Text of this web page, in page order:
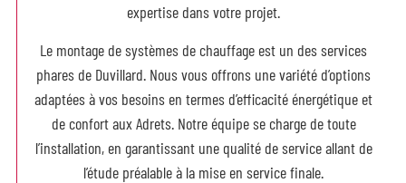
expertise dans votre projet.
Le montage de systèmes de chauffage est un des services
phares de Duvillard. Nous vous offrons une variété d’options
adaptées à vos besoins en termes d’efficacité énergétique et
de confort aux Adrets. Notre équipe se charge de toute
l’installation, en garantissant une qualité de service allant de
l’étude préalable à la mise en service finale.